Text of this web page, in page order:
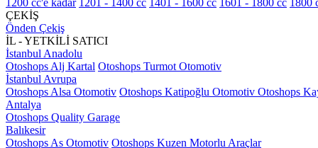
1200 cc'e kadar 1201 - 1400 cc 1401 - 1600 cc 1601 - 1800 cc
ÇEKİŞ
Önden Çekiş
İL - YETKİLİ SATICI
İstanbul Anadolu
Otoshops Alj Kartal Otoshops Turmot Otomotiv
İstanbul Avrupa
Otoshops Alsa Otomotiv Otoshops Katipoğlu Otomotiv Otoshops
Antalya
Otoshops Quality Garage
Balıkesir
Otoshops As Otomotiv Otoshops Kuzen Motorlu Araçlar